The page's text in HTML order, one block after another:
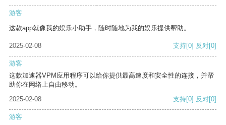
游客
这款app就像我的娱乐小助手，随时随地为我的娱乐提供帮助。
2025-02-08 支持[0] 反对[0]
游客
这款加速器VPM应用程序可以给你提供最高速度和安全性的连接，并帮
助你在网络上自由移动。
2025-02-08
支持[0] 反对[0]
游客